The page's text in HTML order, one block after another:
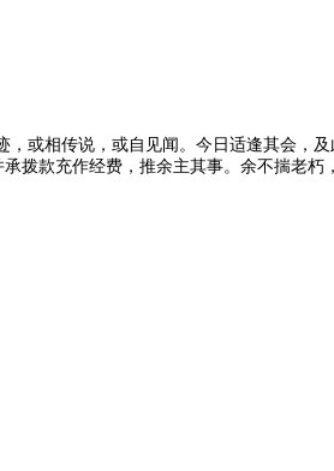
或相传说，或自见闻。今日适逢其会，
拨款充作经费，推余主其事。余不揣老朽